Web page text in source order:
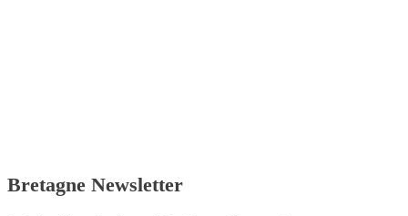
Bretagne Newsletter